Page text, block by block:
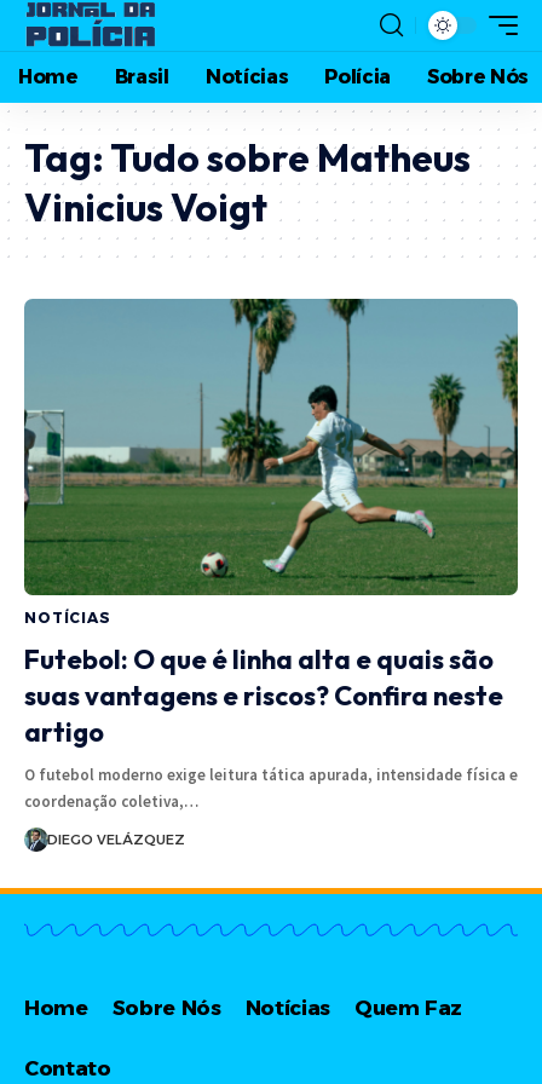
Home Brasil Notícias Polícia Sobre Nós
Tag: Tudo sobre Matheus
Vinicius Voigt
NOTÍCIAS
Futebol: O que é linha alta e quais são
suas vantagens e riscos? Confira neste
artigo
O futebol moderno exige leitura tática apurada, intensidade física e
coordenação coletiva,…
DIEGO VELÁZQUEZ
Home Sobre Nós Notícias Quem Faz
Contato